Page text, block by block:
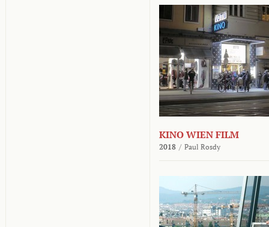
KINO WIEN FILM
2018 / Paul Rosdy